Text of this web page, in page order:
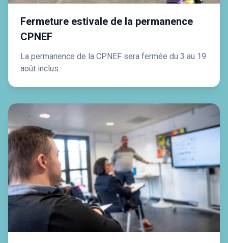
Fermeture estivale de la permanence
CPNEF
La permanence de la CPNEF sera fermée du 3 au 19
août inclus.